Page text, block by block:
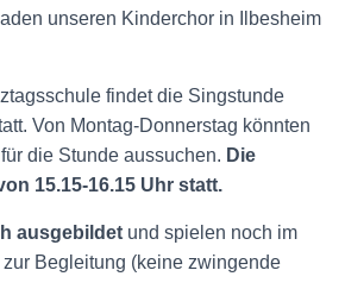
unseren Kinderchor in Ilbesheim
findet die Singstunde
Von Montag-Donnerstag könnten
die Stunde aussuchen. Die
15.15-16.15 Uhr statt.
ausgebildet und spielen noch im
Begleitung (keine zwingende